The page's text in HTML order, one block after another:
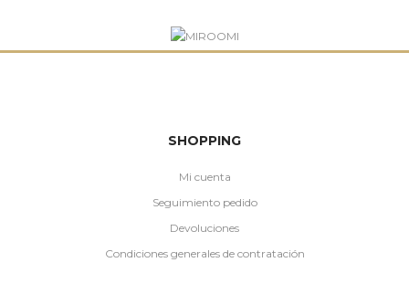
SHOPPING
Mi cuenta
Seguimiento pedido
Devoluciones
Condiciones generales de contratación